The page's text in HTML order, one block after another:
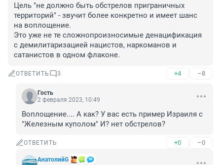
Цель "не должно быть обстрелов приграничных
территорий" - звучит более конкретно и имеет шанс
на воплощение.
Это уже не те сложнопроизносимые денацификация
с демилитаризацией нацистов, наркоманов и
сатанистов в одном флаконе.
ОТВЕТИТЬ 3 +4 –8
Гость
2 февраля 2023, 10:49
Воплощение.... А как? У вас есть пример Израиля с
"Железным куполом" И? нет обстрелов?
ОТВЕТИТЬ +0 –0
АнатолийG